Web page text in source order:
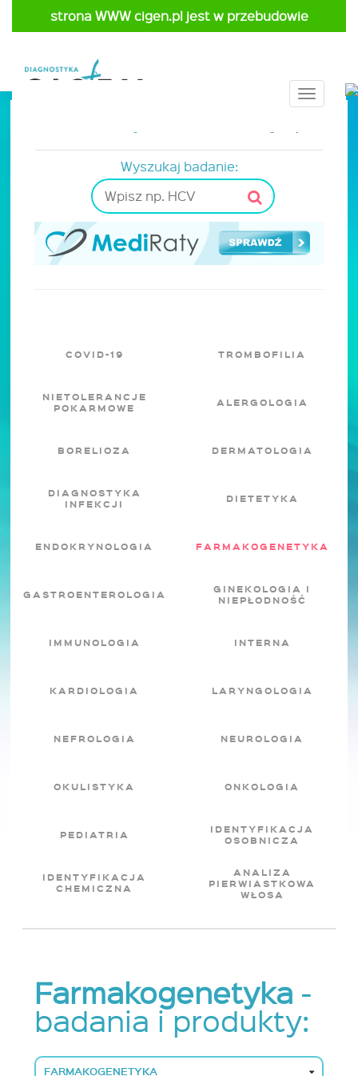
strona WWW cigen.pl jest w przebudowie
Toggle
Wyszukaj badanie:
COVID-19 TROMBOFILIA
NIETOLERANCJE
POKARMOWE
ALERGOLOGIA
BORELIOZA DERMATOLOGIA
DIAGNOSTYKA
INFEKCJI
DIETETYKA
ENDOKRYNOLOGIA FARMAKOGENETYKA
GASTROENTEROLOGIA
GINEKOLOGIA I
NIEPŁODNOŚĆ
IMMUNOLOGIA INTERNA
KARDIOLOGIA LARYNGOLOGIA
NEFROLOGIA NEUROLOGIA
OKULISTYKA ONKOLOGIA
PEDIATRIA
IDENTYFIKACJA
OSOBNICZA
IDENTYFIKACJA
CHEMICZNA
ANALIZA
PIERWIASTKOWA
WŁOSA
Farmakogenetyka -
badania i produkty:
FARMAKOGENETYKA